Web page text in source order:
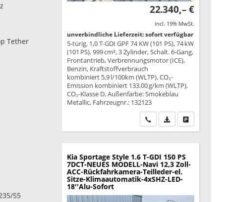
Tether
55
22.340,– €
incl. 19% MwSt.
unverbindliche Lieferzeit: sofort verfügbar
5-türig, 1,0 T-GDI GPF 74 KW (101 PS), 74 kW
(101 PS), 999 cm³, 3 Zylinder, Schalt. 6-Gang,
Frontantrieb, Verbrennungsmotor (ICE),
Benzin, Kraftstoffverbrauch
kombiniert 5,9 l/100km (WLTP), CO₂-
Emission kombiniert 133.00 g/km (WLTP),
CO₂-Klasse D, Außenfarbe: Smokeblau
Metallic, Fahrzeugnr.: 132123
Wir rufen Sie an
PDF-Datei,Drucken,
Kia Sportage Style 1.6 T-GDI 150 PS
7DCT-NEUES MODELL-Navi 12,3 Zoll-
ACC-Rückfahrkamera-Teilleder-el.
Sitze-Klimaautomatik-4xSHZ-LED-
18''Alu-Sofort